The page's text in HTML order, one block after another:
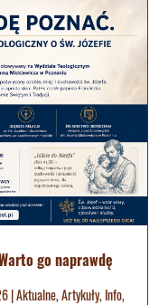
go naprawdę
|Aktualne,Artykuły, Info,